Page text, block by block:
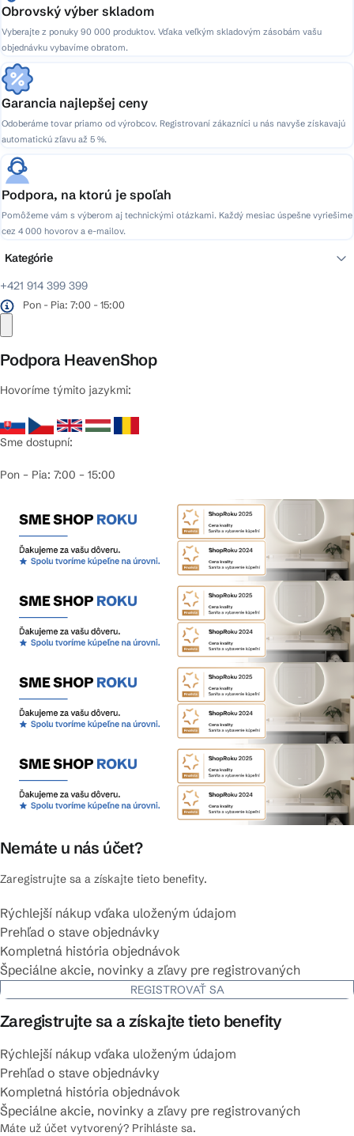
Obrovský výber skladom
Vyberajte z ponuky 90 000 produktov. Vďaka veľkým skladovým zásobám vašu
objednávku vybavíme obratom.
Garancia najlepšej ceny
Odoberáme tovar priamo od výrobcov. Registrovaní zákazníci u nás navyše získavajú
automatickú zľavu až 5 %.
Podpora, na ktorú je spoľah
Pomôžeme vám s výberom aj technickými otázkami. Každý mesiac úspešne vyriešime
cez 4 000 hovorov a e-mailov.
+421 914 399 399
Pon - Pia: 7:00 - 15:00
Podpora HeavenShop
Hovoríme týmito jazykmi:
Sme dostupní:
Pon – Pia: 7:00 – 15:00
Nemáte u nás účet?
Zaregistrujte sa a získajte tieto benefity.
Rýchlejší nákup vďaka uloženým údajom
Prehľad o stave objednávky
Kompletná história objednávok
Špeciálne akcie, novinky a zľavy pre registrovaných
REGISTROVAŤ SA
Zaregistrujte sa a získajte tieto benefity
Rýchlejší nákup vďaka uloženým údajom
Prehľad o stave objednávky
Kompletná história objednávok
Špeciálne akcie, novinky a zľavy pre registrovaných
Máte už účet vytvorený? Prihláste sa.
Kategórie